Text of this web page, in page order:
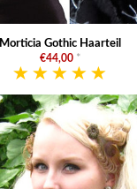
Morticia Gothic Haarteil
€44,00 *